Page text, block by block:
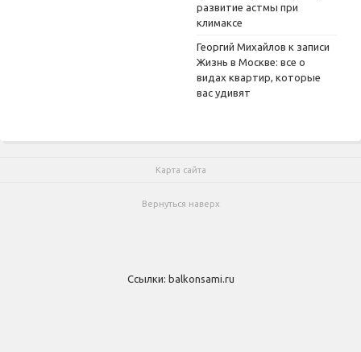
развитие астмы при
климаксе
Георгий Михайлов к записи
Жизнь в Москве: все о
видах квартир, которые
вас удивят
Карта сайта
Вернуться наверх
Ссылки: balkonsami.ru